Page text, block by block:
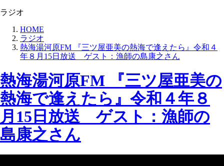
ラジオ
HOME
ラジオ
熱海湯河原FM 『三ツ屋亜美の熱海で逢えたら』令和４
年８月15日放送 ゲスト：漁師の島康之さん
熱海湯河原FM 『三ツ屋亜美の
熱海で逢えたら』令和４年８
月15日放送 ゲスト：漁師の
島康之さん